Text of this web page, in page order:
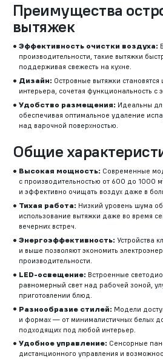
Преимущества
вытяжек
Эффективность очистки воздуха:
производительности, такие вытяжки
поддерживая свежесть на кухне.
Дизайн: Островные вытяжки
интерьера, сочетая функциональность с
Удобство размещения: Идеальны
обеспечивая оптимальное удаление
над варочной поверхностью.
Общие
Высокая мощность: Современные
с производительностью от 600 до 1000
и эффективно очищать воздух даже в
Тихая работа: Низкий уровень шума
использование вытяжки даже во время
вечерних встреч.
Энергоэффективность: Устройства
и выше позволяют экономить
производительности.
LED-освещение: Встроенные
равномерный свет над рабочей зоной,
приготовлении блюд.
Разнообразие стилей: Модели
и формах — от минималистичных белых до
подходящих под любой интерьер.
Удобное управление: Сенсорные
дистанционного управления и